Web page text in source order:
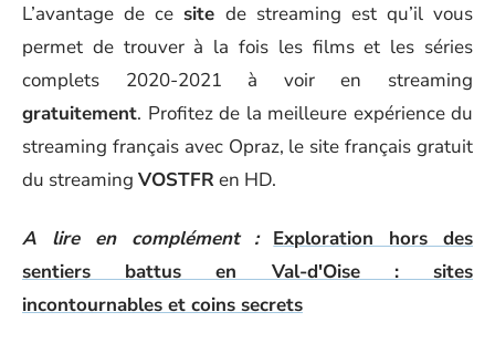
L’avantage de ce site de streaming est qu’il vous
permet de trouver à la fois les films et les séries
complets 2020-2021 à voir en streaming
gratuitement. Profitez de la meilleure expérience du
streaming français avec Opraz, le site français gratuit
du streaming VOSTFRen HD.
A lire en complément : Exploration hors des
sentiers battus en Val-d'Oise : sites
incontournables et coins secrets